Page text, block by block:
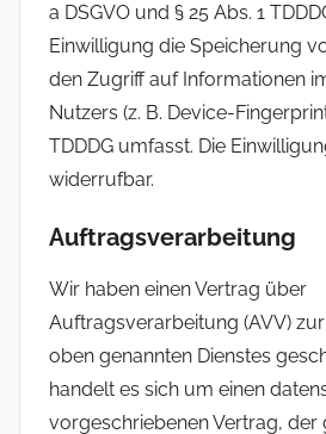
a DSGVO und § 25 Abs. 1
Einwilligung die Speicherung
den Zugriff auf Informationen
Nutzers (z. B. Device-
TDDDG umfasst. Die
widerrufbar.
Auftragsverarbeitung
Wir haben einen Vertrag über
Auftragsverarbeitung (AVV)
oben genannten Dienstes
handelt es sich um einen
vorgeschriebenen Vertrag, der